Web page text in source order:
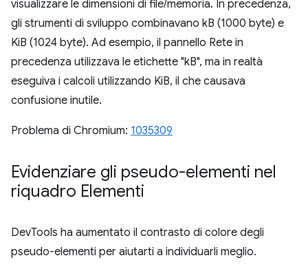
visualizzare le dimensioni di file/memoria. In precedenza,
gli strumenti di sviluppo combinavano kB (1000 byte) e
KiB (1024 byte). Ad esempio, il pannello Rete in
precedenza utilizzava le etichette "kB", ma in realtà
eseguiva i calcoli utilizzando KiB, il che causava
confusione inutile.
Problema di Chromium: 1035309
Evidenziare gli pseudo-elementi nel
riquadro Elementi
DevTools ha aumentato il contrasto di colore degli
pseudo-elementi per aiutarti a individuarli meglio.